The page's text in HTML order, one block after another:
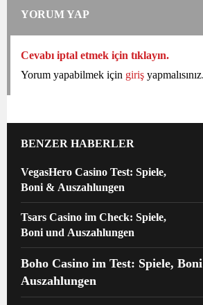
YORUM YAP
Cevabı iptal etmek için tıklayın.
Yorum yapabilmek için giriş yapmalısınız.
BENZER HABERLER
VegasHero Casino Test: Spiele,
Boni & Auszahlungen
Tsars Casino im Check: Spiele,
Boni und Auszahlungen
Boho Casino im Test: Spiele,
Auszahlungen